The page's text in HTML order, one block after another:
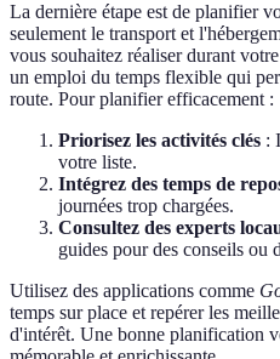
La dernière étape est de planifier
seulement le transport et
vous souhaitez réaliser durant
un emploi du temps flexible qui
route. Pour planifier efficacement :
Priorisez les activités clés :
votre liste.
Intégrez des temps de
journées trop chargées.
Consultez des experts
guides pour des conseils ou
Utilisez des applications comme
temps sur place et repérer les
d'intérêt. Une bonne planification